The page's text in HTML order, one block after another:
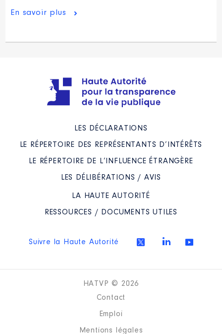
En savoir plus
LES DÉCLARATIONS
LE RÉPERTOIRE DES REPRÉSENTANTS D’INTÉRÊTS
LE RÉPERTOIRE DE L’INFLUENCE ÉTRANGÈRE
LES DÉLIBÉRATIONS / AVIS
LA HAUTE AUTORITÉ
RESSOURCES / DOCUMENTS UTILES
Suivre la Haute Autorité
HATVP © 2026
Contact
Emploi
Mentions légales